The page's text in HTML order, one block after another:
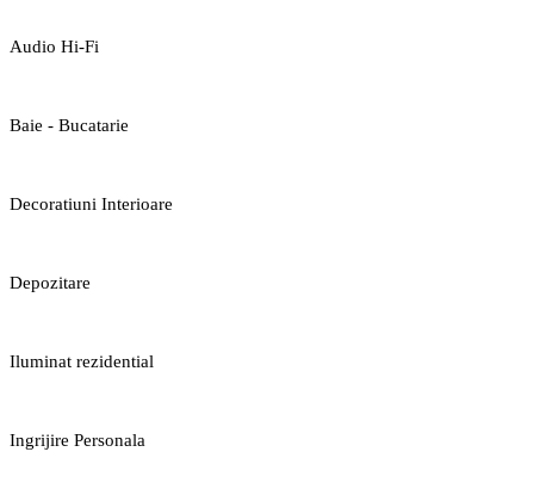
Audio Hi-Fi
Baie - Bucatarie
Decoratiuni Interioare
Depozitare
Iluminat rezidential
Ingrijire Personala